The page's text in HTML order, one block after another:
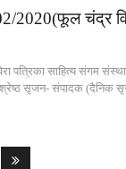
2020(फूल चंद्र
पत्रिका साहित्य संगम
सृजन- संपादक (दैनिक